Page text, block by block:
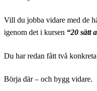
Vill du jobba vidare med de
igenom det i kursen “20 sätt
Du har redan fått två
Börja där – och bygg vidare.